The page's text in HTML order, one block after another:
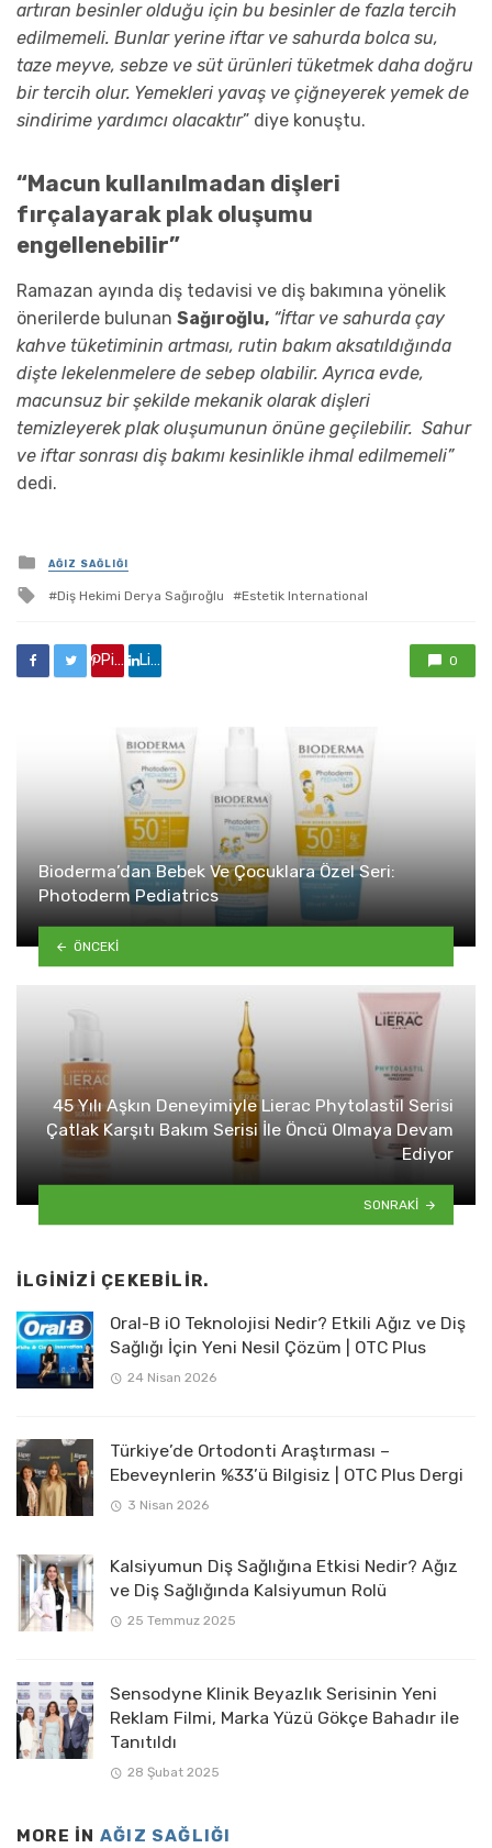
artıran besinler olduğu için bu besinler de fazla tercih
edilmemeli. Bunlar yerine iftar ve sahurda bolca su,
taze meyve, sebze ve süt ürünleri tüketmek daha doğru
bir tercih olur. Yemekleri yavaş ve çiğneyerek yemek de
sindirime yardımcı olacaktır” diye konuştu.
“Macun kullanılmadan dişleri
fırçalayarak plak oluşumu
engellenebilir”
Ramazan ayında diş tedavisi ve diş bakımına yönelik
önerilerde bulunan Sağıroğlu, “İftar ve sahurda çay
kahve tüketiminin artması, rutin bakım aksatıldığında
dişte lekelenmelere de sebep olabilir. Ayrıca evde,
macunsuz bir şekilde mekanik olarak dişleri
temizleyerek plak oluşumunun önüne geçilebilir. Sahur
ve iftar sonrası diş bakımı kesinlikle ihmal edilmemeli”
dedi.
yayınlanan
AĞIZ SAĞLIĞI
ile
etkilendi
Diş Hekimi Derya Sağıroğlu Estetik International
Pinterest'de paylaş Linkedin'de paylaş 0
Bioderma’dan Bebek Ve Çocuklara Özel Seri:
Photoderm Pediatrics
ÖNCEKI
45 Yılı Aşkın Deneyimiyle Lierac Phytolastil Serisi
Çatlak Karşıtı Bakım Serisi İle Öncü Olmaya Devam
Ediyor
SONRAKI
İLGINIZI ÇEKEBILIR.
Oral-B iO Teknolojisi Nedir? Etkili Ağız ve Diş
Sağlığı İçin Yeni Nesil Çözüm | OTC Plus
24 Nisan 2026
Türkiye’de Ortodonti Araştırması –
Ebeveynlerin %33’ü Bilgisiz | OTC Plus Dergi
3 Nisan 2026
Kalsiyumun Diş Sağlığına Etkisi Nedir? Ağız
ve Diş Sağlığında Kalsiyumun Rolü
25 Temmuz 2025
Sensodyne Klinik Beyazlık Serisinin Yeni
Reklam Filmi, Marka Yüzü Gökçe Bahadır ile
Tanıtıldı
28 Şubat 2025
MORE IN AĞIZ SAĞLIĞI